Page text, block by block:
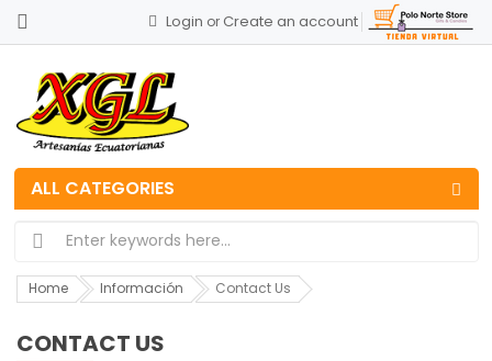
Login or Create an account
ALL CATEGORIES
Home Información Contact Us
CONTACT US